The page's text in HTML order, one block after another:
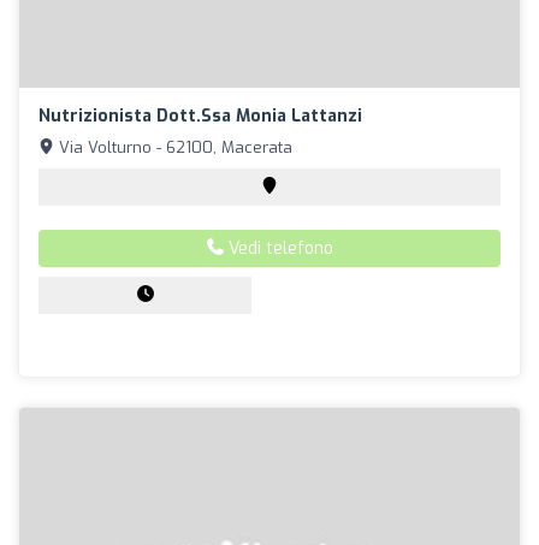
Nutrizionista Dott.ssa Monia Lattanzi
Via Volturno - 62100, Macerata
Vedi telefono